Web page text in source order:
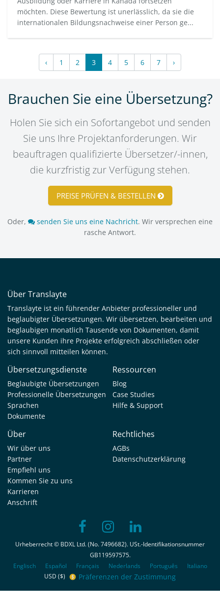
möchten. Diese Bewertung ist unerlässlich, da sie die
internationalen Bildungsnachweise einer Person ge...
‹ 1 2 3 4 5 6 7 ›
Brauchen Sie eine Übersetzung?
Holen Sie sich ein Sofortangebot und senden
Sie uns Ihre Projektanforderungen. Wir
beauftragen qualifizierte Übersetzer/-innen,
die kurzfristig zur Verfügung stehen.
PREISE PRÜFEN & BESTELLEN
Oder, senden Sie uns eine Nachricht. Wir versprechen eine
rasche Antwort.
Über Translayte
Translayte ist ein führender Anbieter professioneller und
beglaubigter Übersetzungen. Wir übersetzen, bearbeiten und
beglaubigen monatlich Tausende von Dokumenten, damit
unsere Kunden ihre Projekte erfolgreich abschließen oder
sich sinnvoll mitteilen können.
Übersetzungsdienste
Beglaubigte Übersetzungen
Professionelle Übersetzungen
Sprachen
Dokumente
Ressourcen
Blog
Case Studies
Hilfe & Support
Über
Wir über uns
Partner
Empfiehl uns
Kommen Sie zu uns
Karrieren
Anschrift
Rechtliches
AGBs
Datenschutzerklärung
Urheberrecht © BDXL Ltd. (No. 7496682). USt.-Identifikationsnummer
GB119597575.
Englisch
Español Français Nederlands Português
Italiano
USD ($)
Präferenzen der Zustimmung